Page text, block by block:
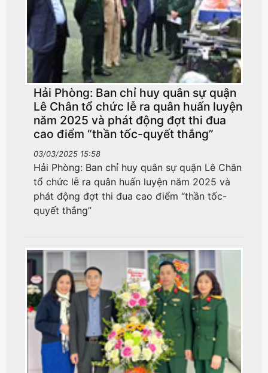
Hải Phòng: Ban chỉ huy quân sự quận
Lê Chân tổ chức lễ ra quân huấn luyện
năm 2025 và phát động đợt thi đua
cao điểm “thần tốc-quyết thắng”
03/03/2025 15:58
Hải Phòng: Ban chỉ huy quân sự quận Lê Chân
tổ chức lễ ra quân huấn luyện năm 2025 và
phát động đợt thi đua cao điểm “thần tốc-
quyết thắng”